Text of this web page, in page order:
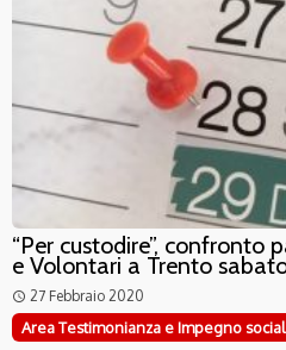
“Per custodire”, confronto
e Volontari a Trento
access_time 27 Febbraio 2020
Area Testimonianza e Impegno